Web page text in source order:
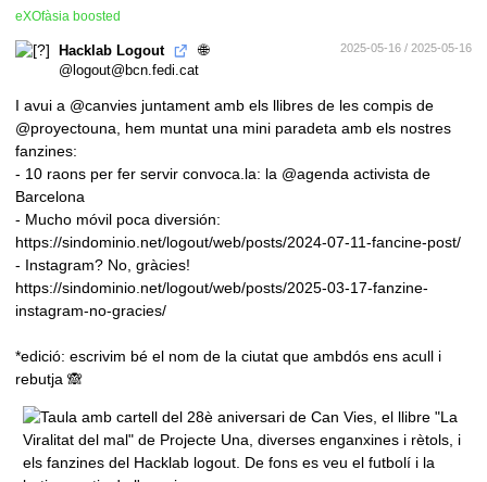
eXOfàsia boosted
Hacklab Logout 🌐 2025-05-16 / 2025-05-16
@logout@bcn.fedi.cat
I avui a @canvies juntament amb els llibres de les compis de
@proyectouna , hem muntat una mini paradeta amb els nostres
fanzines:
- 10 raons per fer servir convoca.la: la @agenda activista de
Barcelona
- Mucho móvil poca diversión:
https://sindominio.net/logout/web/posts/2024-07-11-fancine-post/
- Instagram? No, gràcies!
https://sindominio.net/logout/web/posts/2025-03-17-fanzine-
instagram-no-gracies/
*edició: escrivim bé el nom de la ciutat que ambdós ens acull i
rebutja 🙈